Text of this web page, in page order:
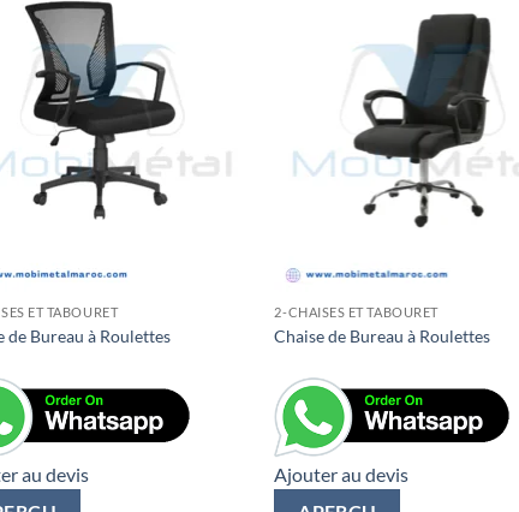
ET TABOURET
de Bureau à Roulettes
au devis
2-CHAISES ET TABOURET
Chaise de Bureau à Roulettes
Ajouter au devis